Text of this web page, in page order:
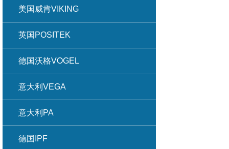
美国威肯VIKING
英国POSITEK
德国沃格VOGEL
意大利VEGA
意大利PA
德国IPF